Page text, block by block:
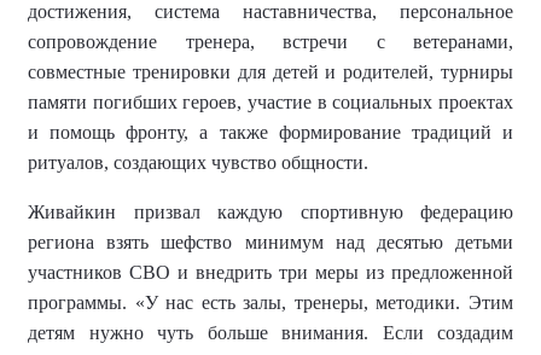
достижения, система наставничества, персональное
сопровождение тренера, встречи с ветеранами,
совместные тренировки для детей и родителей, турниры
памяти погибших героев, участие в социальных проектах
и помощь фронту, а также формирование традиций и
ритуалов, создающих чувство общности.
Живайкин призвал каждую спортивную федерацию
региона взять шефство минимум над десятью детьми
участников СВО и внедрить три меры из предложенной
программы. «У нас есть залы, тренеры, методики. Этим
детям нужно чуть больше внимания. Если создадим